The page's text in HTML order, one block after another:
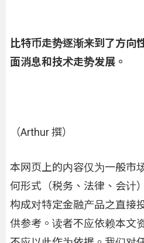
比特币走势逐渐来到了方向
面消息和技术走势发展。
（Arthur 撰）
本网页上的内容仅为一般市
何形式（税务、法律、会计
构成对特定金融产品之直接
供参考。读者不应依赖本文